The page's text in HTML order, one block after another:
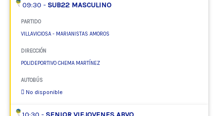
09:30 - SUB22 MASCULINO
PARTIDO
VILLAVICIOSA - MARIANISTAS AMOROS
DIRECCIÓN
POLIDEPORTIVO CHEMA MARTÍNEZ
AUTOBÚS
No disponible